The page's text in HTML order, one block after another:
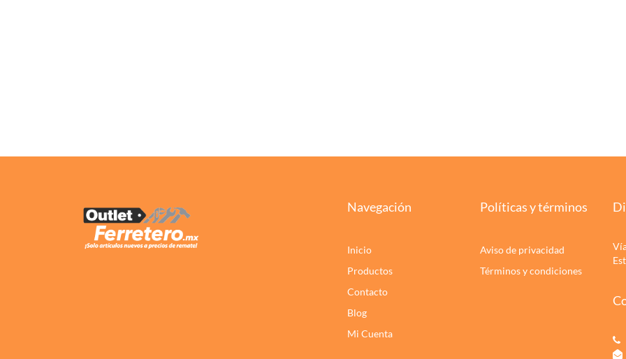
Navegación
Inicio
Productos
Contacto
Blog
Mi Cuenta
Políticas y términos
Aviso de privacidad
Términos y condiciones